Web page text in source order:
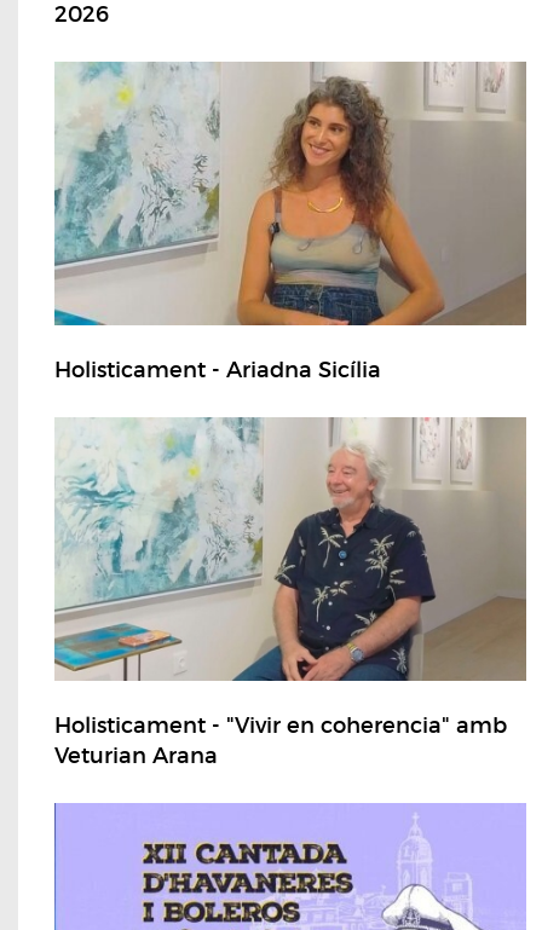
2026
Holisticament - Ariadna Sicília
Holisticament - "Vivir en coherencia" amb
Veturian Arana